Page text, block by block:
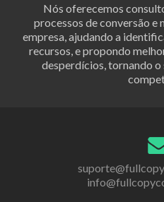
Nós oferecemos
processos de conversão e
empresa, ajudando a
recursos, e propondo
desperdícios, tornando